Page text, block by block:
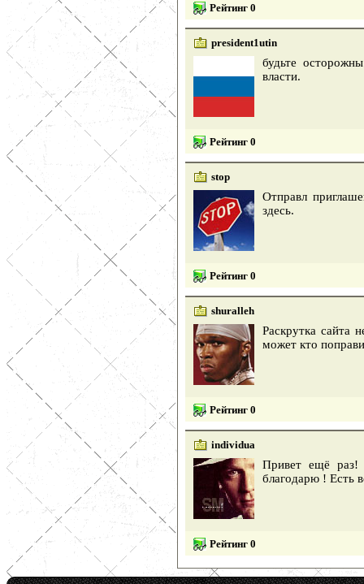
Рейтинг 0
president1utin
будьте
власти.
Рейтинг 0
stop
Отправл
здесь.
Рейтинг 0
shuralleh
Раскрутка сайта
может кто
Рейтинг 0
individua
Привет ещё раз!
благодарю ! Есть
Рейтинг 0